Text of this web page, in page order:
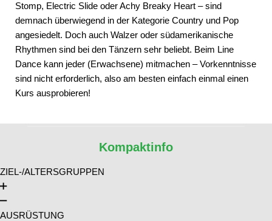
Stomp, Electric Slide oder Achy Breaky Heart – sind
demnach überwiegend in der Kategorie Country und Pop
angesiedelt. Doch auch Walzer oder südamerikanische
Rhythmen sind bei den Tänzern sehr beliebt. Beim Line
Dance kann jeder (Erwachsene) mitmachen – Vorkenntnisse
sind nicht erforderlich, also am besten einfach einmal einen
Kurs ausprobieren!
Kompaktinfo
ZIEL-/ALTERSGRUPPEN
AUSRÜSTUNG